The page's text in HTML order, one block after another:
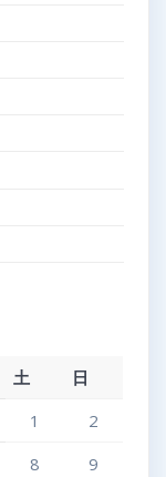
土
日
1
2
8
9